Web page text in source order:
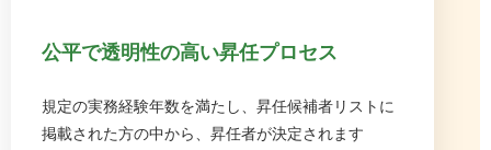
公平で透明性の高い昇任プロセス
規定の実務経験年数を満たし、昇任候補者リストに
掲載された方の中から、昇任者が決定されます